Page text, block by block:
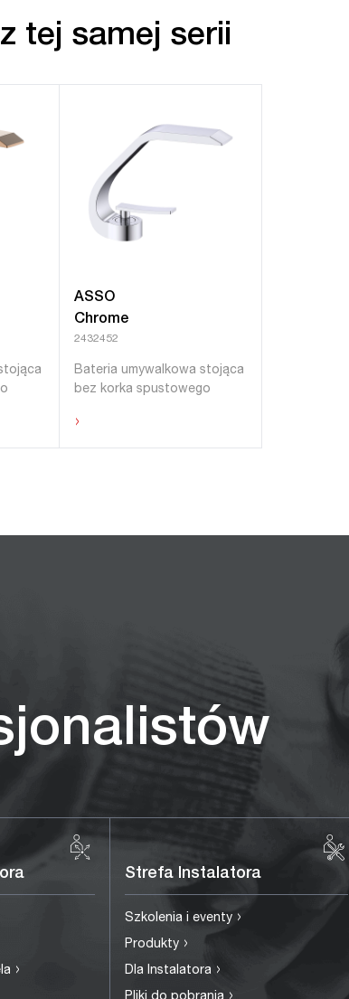
tej samej serii
ASSO
Chrome
2432452
Bateria umywalkowa stojąca
bez korka spustowego
›
›
Strefa Instalatora
Szkolenia i eventy ›
Produkty ›
Dla Instalatora ›